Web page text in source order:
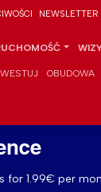
NEWSLETTER
OBUDOWA
for 1.99€ per